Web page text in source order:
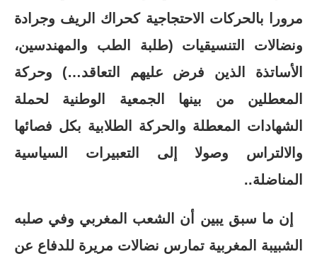
مرورا بالحركات الاحتجاجية كحراك الريف وجرادة
ونضالات التنسيقيات (طلبة الطب والمهندسين،
الأساتذة الذين فرض عليهم التعاقد…) وحركة
المعطلين من بينها الجمعية الوطنية لحملة
الشهادات المعطلة والحركة الطلابية بكل فصائها
والالتراس وصولا إلى التعبيرات السياسية
المناضلة..
إن ما سبق يبين أن الشعب المغربي وفي صلبه
الشبيبة المغربية تمارس نضالات مريرة للدفاع عن